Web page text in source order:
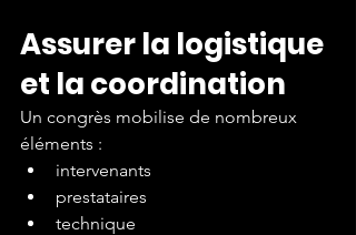
Assurer la logistique
et la coordination
Un congrès mobilise de nombreux
éléments :
intervenants
prestataires
technique